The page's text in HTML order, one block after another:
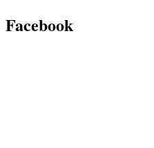
Facebook